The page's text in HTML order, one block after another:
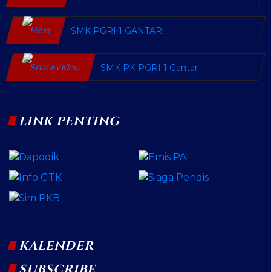
SMK PGRI 1 GANTAR
SMK PK PGRI 1 Gantar
LINK PENTING
KALENDER